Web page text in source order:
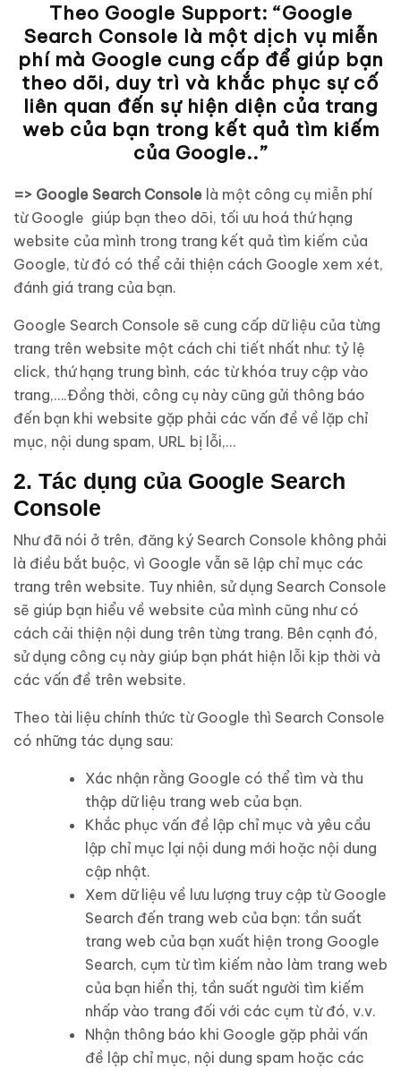
Theo Google Support: “Google
Search Console là một dịch vụ miễn
phí mà Google cung cấp để giúp bạn
theo dõi, duy trì và khắc phục sự cố
liên quan đến sự hiện diện của trang
web của bạn trong kết quả tìm kiếm
của Google..”
=> Google Search Console là một công cụ miễn phí
từ Google giúp bạn theo dõi, tối ưu hoá thứ hạng
website của mình trong trang kết quả tìm kiếm của
Google, từ đó có thể cải thiện cách Google xem xét,
đánh giá trang của bạn.
Google Search Console sẽ cung cấp dữ liệu của từng
trang trên website một cách chi tiết nhất như: tỷ lệ
click, thứ hạng trung bình, các từ khóa truy cập vào
trang,….Đồng thời, công cụ này cũng gửi thông báo
đến bạn khi website gặp phải các vấn đề về lặp chỉ
mục, nội dung spam, URL bị lỗi,…
2. Tác dụng của Google Search
Console
Như đã nói ở trên, đăng ký Search Console không phải
là điều bắt buộc, vì Google vẫn sẽ lập chỉ mục các
trang trên website. Tuy nhiên, sử dụng Search Console
sẽ giúp bạn hiểu về website của mình cũng như có
cách cải thiện nội dung trên từng trang. Bên cạnh đó,
sử dụng công cụ này giúp bạn phát hiện lỗi kịp thời và
các vấn đề trên website.
Theo tài liệu chính thức từ Google thì Search Console
có những tác dụng sau:
Xác nhận rằng Google có thể tìm và thu
thập dữ liệu trang web của bạn.
Khắc phục vấn đề lập chỉ mục và yêu cầu
lập chỉ mục lại nội dung mới hoặc nội dung
cập nhật.
Xem dữ liệu về lưu lượng truy cập từ Google
Search đến trang web của bạn: tần suất
trang web của bạn xuất hiện trong Google
Search, cụm từ tìm kiếm nào làm trang web
của bạn hiển thị, tần suất người tìm kiếm
nhấp vào trang đối với các cụm từ đó, v.v.
Nhận thông báo khi Google gặp phải vấn
đề lập chỉ mục, nội dung spam hoặc các